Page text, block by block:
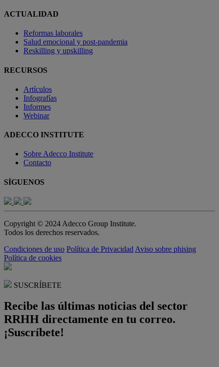
ACTUALIDAD
Reformas laborales
Salud emocional y post-pandemia
Reskilling y upskilling
RECURSOS
Artículos
Infografías
Informes
Webinar
ADECCO INSTITUTE
Sobre Adecco Institute
Contacto
SÍGUENOS
Copyright © 2024 Adecco Group Institute.
Todos los derechos reservados.
Condiciones de uso Política de Privacidad Aviso sobre phising
Política de cookies
SUSCRÍBETE
Recibe las últimas noticias del sector
RRHH directamente en tu correo.
¡Suscríbete!